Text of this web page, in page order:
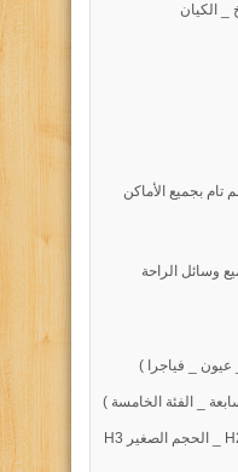
_ الكيان
بجميع الأماكن
وسائل الراحة
عيون _ فياجرا )
ايجار سيارات همر ( الحجم الكبير H2 _ الحجم الصغير H3